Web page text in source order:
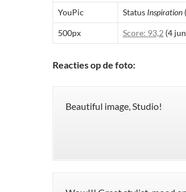
YouPic Status Inspiration
500px Score: 93,2 (4
Reacties op de foto:
Beautiful image, Studio!